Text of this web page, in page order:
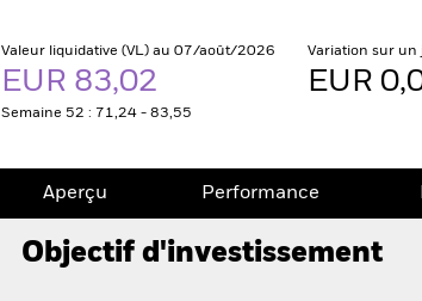
Valeur liquidative (VL) au 07/août/2026
EUR 83,02
Semaine 52 : 71,24 - 83,55
Variation sur
EUR
Aperçu Performance
Objectif d'investissement